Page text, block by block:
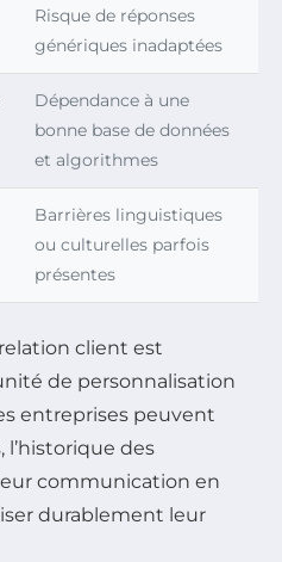
Risque de réponses
génériques inadaptées
Dépendance à une
bonne base de données
et algorithmes
Barrières linguistiques
ou culturelles parfois
présentes
relation client est
de personnalisation
entreprises peuvent
l’historique des
communication en
durablement leur